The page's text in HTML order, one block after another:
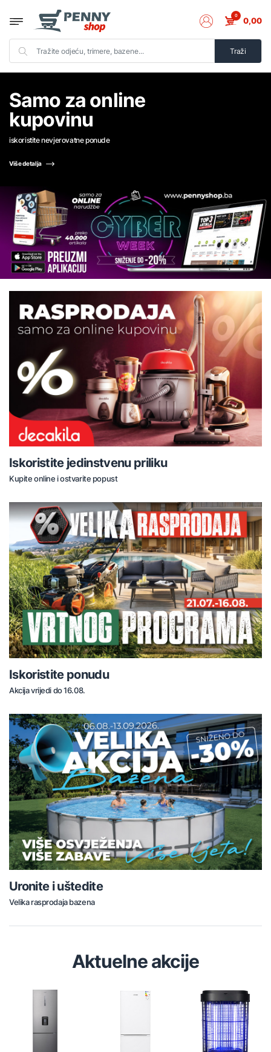
Traži
0 0,00
Samo za online
kupovinu
iskoristite nevjerovatne ponude
Više detalja
Iskoristite jedinstvenu priliku
Kupite online i ostvarite popust
Iskoristite ponudu
Akcija vrijedi do 16.08.
Uronite i uštedite
Velika rasprodaja bazena
Aktuelne akcije